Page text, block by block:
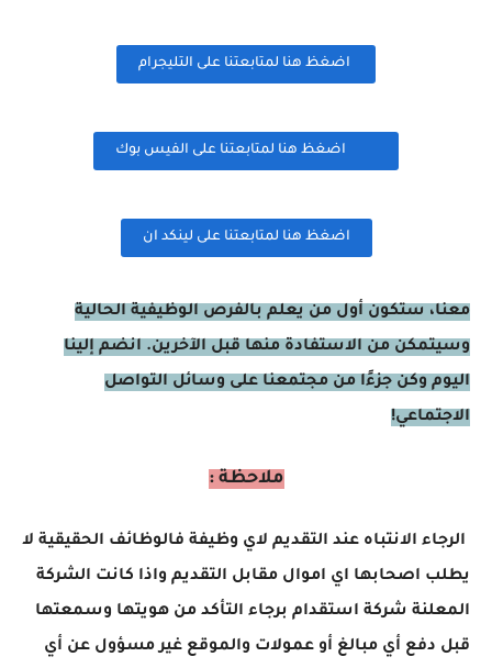
اضغظ هنا لمتابعتنا على التليجرام
اضغظ هنا لمتابعتنا على الفيس بوك
اضغظ هنا لمتابعتنا على لينكد ان
معنا، ستكون أول من يعلم بالفرص الوظيفية الحالية
وسيتمكن من الاستفادة منها قبل الآخرين. انضم إلينا
اليوم وكن جزءًا من مجتمعنا على وسائل التواصل
الاجتماعي!
ملاحظة :
الرجاء الانتباه عند التقديم لاي وظيفة فالوظائف الحقيقية لا
يطلب اصحابها اي اموال مقابل التقديم واذا كانت الشركة
المعلنة شركة استقدام برجاء التأكد من هويتها وسمعتها
قبل دفع أي مبالغ أو عمولات والموقع غير مسؤول عن أي